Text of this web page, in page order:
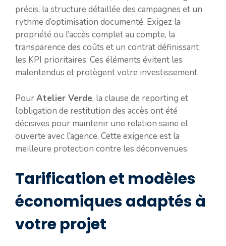
précis, la structure détaillée des campagnes et un
rythme d’optimisation documenté. Exigez la
propriété ou l’accès complet au compte, la
transparence des coûts et un contrat définissant
les KPI prioritaires. Ces éléments évitent les
malentendus et protègent votre investissement.
PourAtelier Verde, la clause de reporting et
l’obligation de restitution des accès ont été
décisives pour maintenir une relation saine et
ouverte avec l’agence. Cette exigence est la
meilleure protection contre les déconvenues.
Tarification et modèles
économiques adaptés à
votre projet